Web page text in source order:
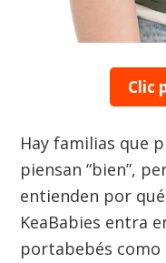
Clic
Hay familias que
piensan “bien”,
entienden por
KeaBabies entra
portabebés como